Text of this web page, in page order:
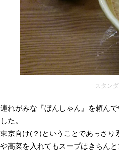
スタン
連れがみな『ぼんしゃん』を頼ん
した。
東京向け(？)ということであっさ
や高菜を入れてもスープはきちん